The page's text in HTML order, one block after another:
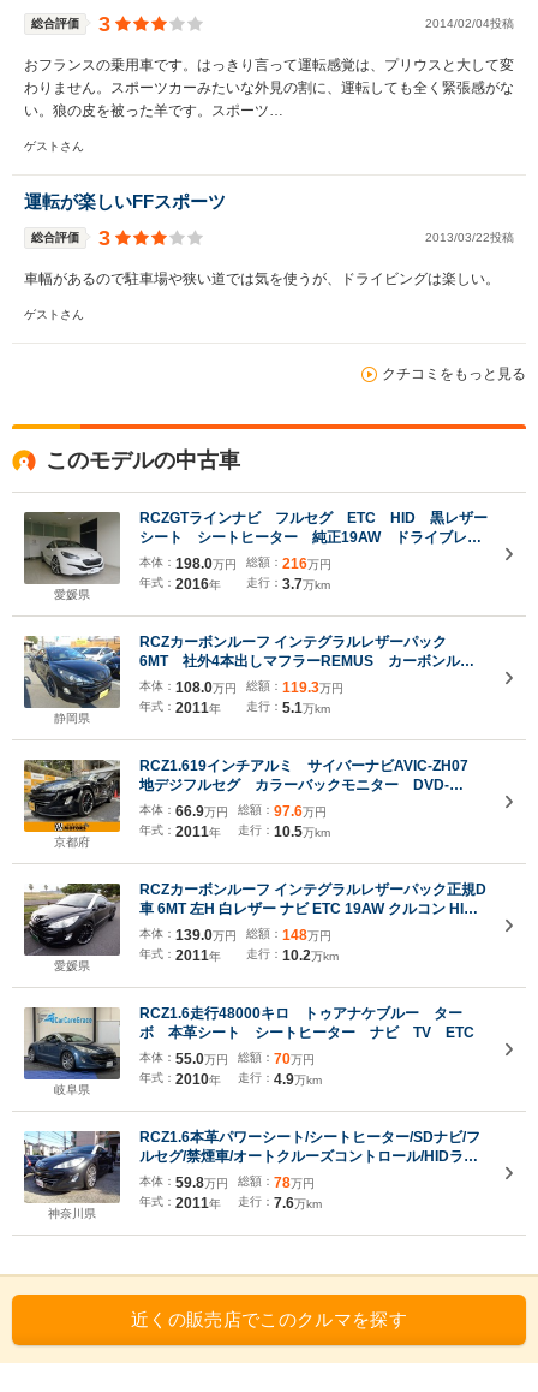
総合評価 3 2014/02/04投稿
おフランスの乗用車です。はっきり言って運転感覚は、プリウスと大して変
わりません。スポーツカーみたいな外見の割に、運転しても全く緊張感がな
い。狼の皮を被った羊です。スポーツ…
ゲストさん
運転が楽しいFFスポーツ
総合評価 3 2013/03/22投稿
車幅があるので駐車場や狭い道では気を使うが、ドライビングは楽しい。
ゲストさん
クチコミをもっと見る
このモデルの中古車
愛媛県
RCZGTラインナビ フルセグ ETC HID 黒レザー
シート シートヒーター 純正19AW ドライブレコ
ーダー クルーズコントロール 取説 保証書 記録
簿 スペアキー
本体： 198.0万円
年式： 2016年
総額： 216万円
走行： 3.7万km
静岡県
RCZカーボンルーフ インテグラルレザーパック
6MT 社外4本出しマフラーREMUS カーボンルー
フ 黒革 ナビ バックカメラ ETC ローダウン
パワーシート シートヒーター
本体： 108.0万円
年式： 2011年
総額： 119.3万円
走行： 5.1万km
京都府
RCZ1.619インチアルミ サイバーナビAVIC-ZH07
地デジフルセグ カラーバックモニター DVD-
V/CD/Bluetooth/USB/SD ETC
本体： 66.9万円
年式： 2011年
総額： 97.6万円
走行： 10.5万km
愛媛県
RCZカーボンルーフ インテグラルレザーパック正規D
車 6MT 左H 白レザー ナビ ETC 19AW クルコン HID
カーボンルーフ インテグラルレザー 4人乗 禁煙 受注
生産OP DVD/TV シートヒーター F&Rソナー クルコン
本体： 139.0万円
年式： 2011年
総額： 148万円
走行： 10.2万km
岐阜県
RCZ1.6走行48000キロ トゥアナケブルー ター
ボ 本革シート シートヒーター ナビ TV ETC
本体： 55.0万円
年式： 2010年
総額： 70万円
走行： 4.9万km
神奈川県
RCZ1.6本革パワーシート/シートヒーター/SDナビ/フ
ルセグ/禁煙車/オートクルーズコントロール/HIDライ
ト/オートリアウイング
本体： 59.8万円
年式： 2011年
総額： 78万円
走行： 7.6万km
近くの販売店でこのクルマを探す